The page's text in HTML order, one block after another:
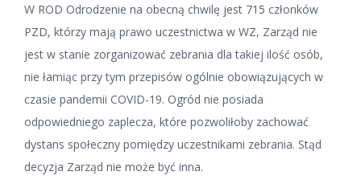
W ROD Odrodzenie na obecną chwilę jest 715 członków
PZD, którzy mają prawo uczestnictwa w WZ, Zarząd nie
jest w stanie zorganizować zebrania dla takiej ilość osób,
nie łamiąc przy tym przepisów ogólnie obowiązujących w
czasie pandemii COVID-19. Ogród nie posiada
odpowiedniego zaplecza, które pozwoliłoby zachować
dystans społeczny pomiędzy uczestnikami zebrania. Stąd
decyzja Zarząd nie może być inna.